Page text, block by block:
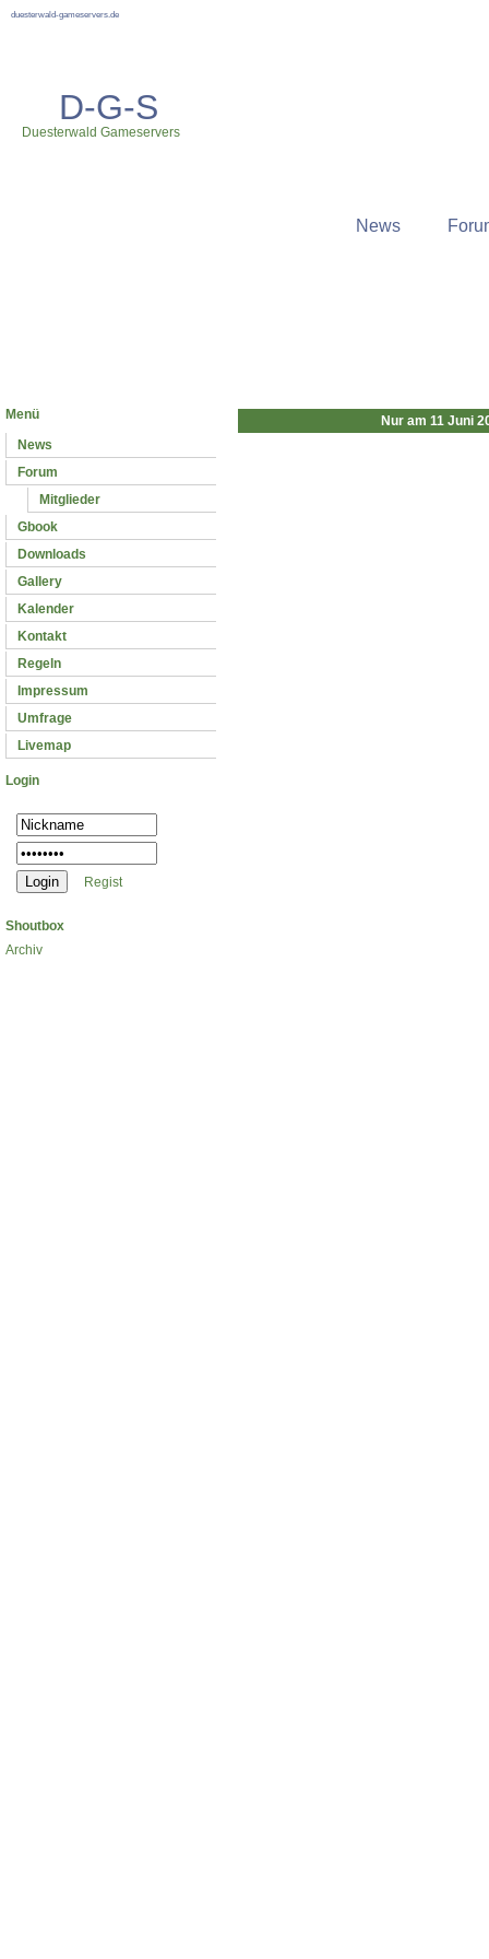
duesterwald-gameservers.de
D-G-S
Duesterwald Gameservers
News
Menü
News
Forum
Mitglieder
Gbook
Downloads
Gallery
Kalender
Kontakt
Regeln
Impressum
Umfrage
Livemap
Login
Regist
Shoutbox
Archiv
Nur am 11 Juni